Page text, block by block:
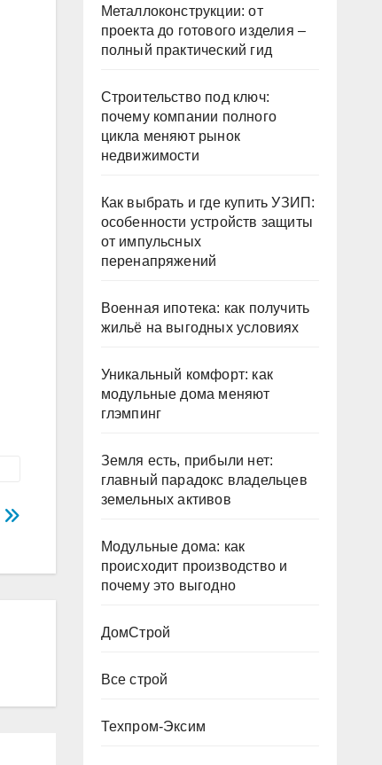
Металлоконструкции: от
проекта до готового изделия –
полный практический гид
Строительство под ключ:
почему компании полного
цикла меняют рынок
недвижимости
Как выбрать и где купить УЗИП:
особенности устройств защиты
от импульсных
перенапряжений
Военная ипотека: как получить
жильё на выгодных условиях
Уникальный комфорт: как
модульные дома меняют
глэмпинг
Земля есть, прибыли нет:
главный парадокс владельцев
земельных активов
Модульные дома: как
происходит производство и
почему это выгодно
ДомСтрой
Все строй
Техпром-Эксим